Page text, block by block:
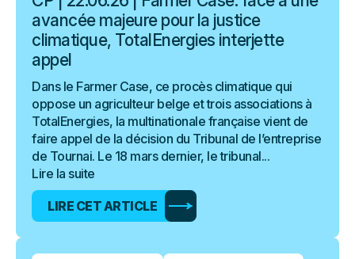
avancée majeure pour la justice
climatique, TotalEnergies interjette
appel
Dans le Farmer Case, ce procès climatique qui
oppose un agriculteur belge et trois associations à
TotalEnergies, la multinationale française vient de
faire appel de la décision du Tribunal de l’entreprise
de Tournai. Le 18 mars dernier, le tribunal...
Lire la suite
LIRE CET ARTICLE